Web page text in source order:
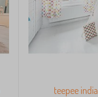
teepee